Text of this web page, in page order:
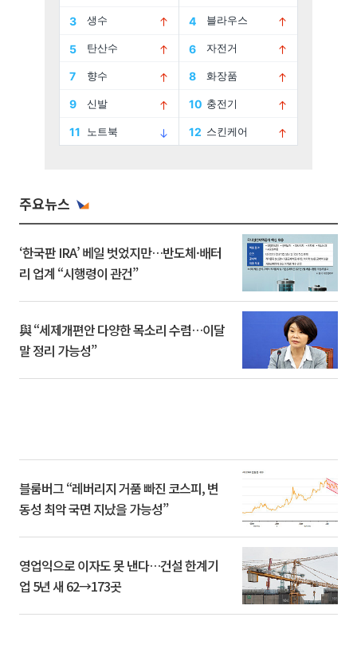
주요뉴스
‘한국판 IRA’ 베일 벗었지만…반도체·배터
리 업계 “시행령이 관건”
與 “세제개편안 다양한 목소리 수렴…이달
말 정리 가능성”
블룸버그 “레버리지 거품 빠진 코스피, 변
동성 최악 국면 지났을 가능성”
영업익으로 이자도 못 낸다…건설 한계기
업 5년 새 62→173곳